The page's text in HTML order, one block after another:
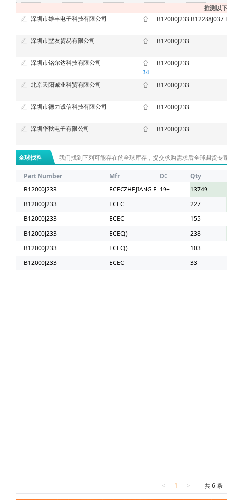
推测以
深圳市雄丰电子科技有限公司
深圳市墅友贸易有限公司 B12000J233
深圳市铭尔达科技有限公司
34
B12000J233
北京天阳诚业科贸有限公司 B12000J233
深圳市德力诚信科技有限公司 B12000J233
深圳华秋电子有限公司 B12000J233
全球找料 我们找到下列可能存在的全球库存，提交求购需求后全球调货专
Part Number Mfr DC
Qty
B12000J233
ECECZHEJIANG E AST CRYSTAL ELEC
19+
13749
B12000J233
ECEC
227
B12000J233
ECEC
155
B12000J233
ECEC() -
238
B12000J233
ECEC()
103
B12000J233
ECEC 33
< 1 > 共 6 条